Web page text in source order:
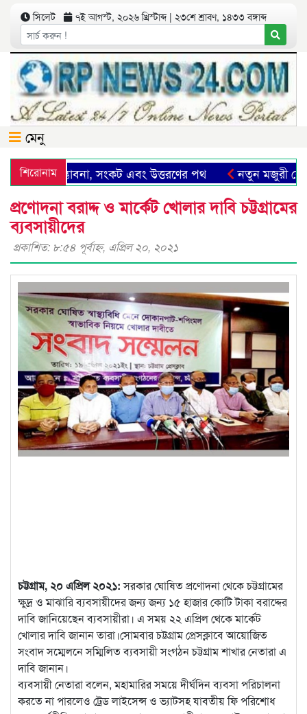
সিলেট ৭ই আগস্ট, ২০২৬ খ্রিস্টাব্দ | ২৩শে শ্রাবণ, ১৪৩৩ বঙ্গাব্দ
মেনু
শিরোনাম
সিলেট: সম্ভাবনা, সংকট এবং উত্তরণের পথ নতুন মজুরী বোর্ড
প্রণোদনা বরাদ্দ ও মার্কেট খোলার দাবি চট্টগ্রামের
ব্যবসায়ীদের
প্রকাশিত: ৮:৫৪ পূর্বাহ্ণ, এপ্রিল ২০, ২০২১
চট্টগ্রাম, ২০ এপ্রিল ২০২১:সরকার ঘোষিত প্রণোদনা থেকে চট্টগ্রামের
ক্ষুদ্র ও মাঝারি ব্যবসায়ীদের জন্য জন্য ১৫ হাজার কোটি টাকা বরাদ্দের
দাবি জানিয়েছেন ব্যবসায়ীরা। এ সময় ২২ এপ্রিল থেকে মার্কেট
খোলার দাবি জানান তারা।সোমবার চট্টগ্রাম প্রেসক্লাবে আয়োজিত
সংবাদ সম্মেলনে সম্মিলিত ব্যবসায়ী সংগঠন চট্টগ্রাম শাখার নেতারা এ
দাবি জানান।
ব্যবসায়ী নেতারা বলেন, মহামারির সময়ে দীর্ঘদিন ব্যবসা পরিচালনা
করতে না পারলেও ট্রেড লাইসেন্স ও ভ্যাটসহ যাবতীয় ফি পরিশোধ